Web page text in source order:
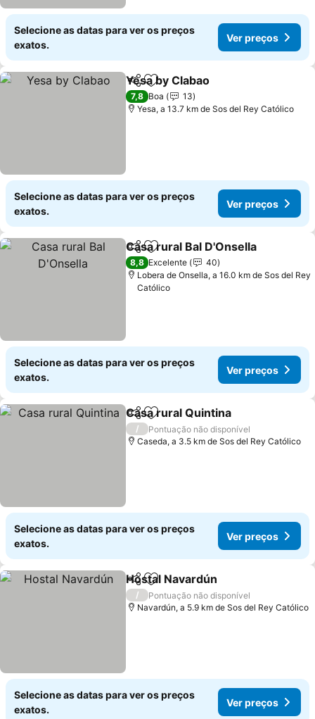
Selecione as datas para ver os preços
exatos.
Ver preços
PartilharAdicionar aos favoritos
Yesa by Clabao
7,8 Boa
13
Yesa, a 13.7 km de Sos del Rey Católico
Selecione as datas para ver os preços
exatos.
Ver preços
PartilharAdicionar aos favoritos
Casa rural Bal D'Onsella
8,8 Excelente
40
Lobera de Onsella, a 16.0 km de Sos del Rey
Católico
Selecione as datas para ver os preços
exatos.
Ver preços
PartilharAdicionar aos favoritos
Casa rural Quintina
/
Pontuação não disponível
Caseda, a 3.5 km de Sos del Rey Católico
Selecione as datas para ver os preços
exatos.
Ver preços
PartilharAdicionar aos favoritos
Hostal Navardún
/
Pontuação não disponível
Navardún, a 5.9 km de Sos del Rey Católico
Selecione as datas para ver os preços
exatos.
Ver preços